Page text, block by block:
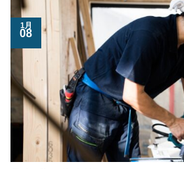
08
1月